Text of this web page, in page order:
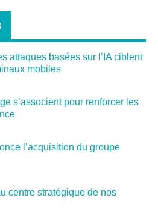
attaques basées sur l’IA ciblent
mobiles
s’associent pour renforcer les
l’acquisition du groupe
centre stratégique de nos